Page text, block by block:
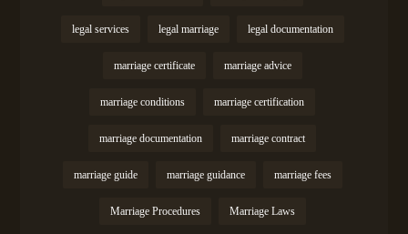
legal documentation
legal marriage
legal services
marriage advice
marriage certificate
marriage certification
marriage conditions
marriage contract
marriage documentation
marriage fees
marriage guidance
marriage guide
Marriage Laws
Marriage Procedures